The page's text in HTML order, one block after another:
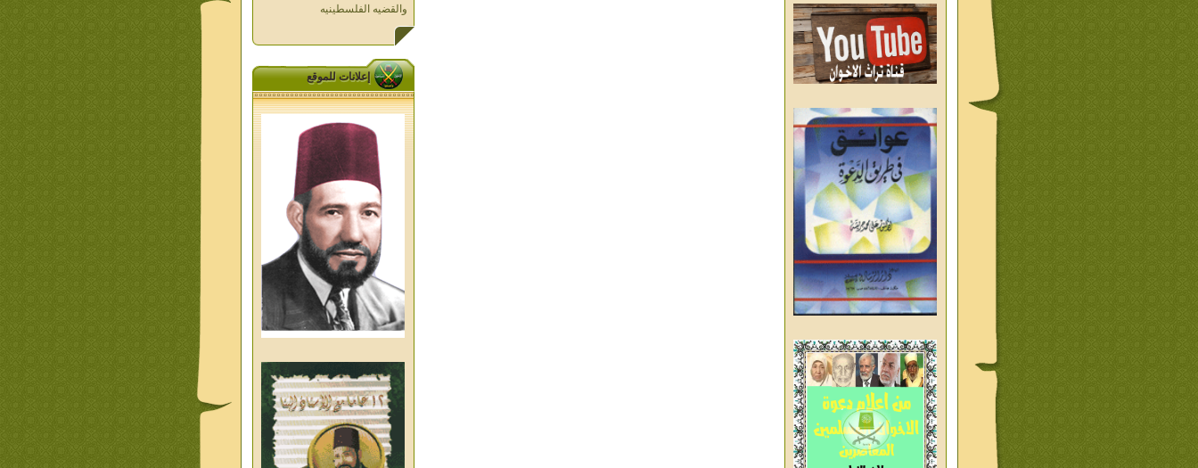
فلسطين ده كان زمان
الاقصى فى قلوبنا
خواطر الحج
الاخوان فى حرب فلسطين
حكايات من التراث الجزء الاول
من اعلام الاخوان المسلمين
المعاصرين الجزء الثانى
ديوان شعر الاخوان فى القلب
تاليف الشيخ على متولى
تفاصيل جنازة الشهيد احمد
النيسى وعمر شاهين 1952
جمعه امين ومواقف ساعدت
الامام البنا فى تكوين شخصي
الاستاذ جمعه امين وعبقرية
الامام البنا
الشمائل المحمديه دكتور يحيى
غزب
واليوم والغد
من تراث د احمد العسال
العلمانية
كلمات رمضانية الشيخ عيسى
عبد العليم
قبسات رمضانية الشيخ عيسى
إعلانات للموقع